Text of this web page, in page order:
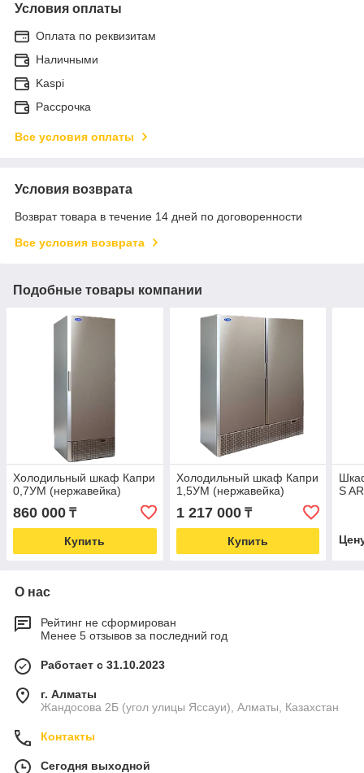
Условия оплаты
Оплата по реквизитам
Наличными
Kaspi
Рассрочка
Все условия оплаты
Условия возврата
Возврат товара в течение 14 дней по договоренности
Все условия возврата
Подобные товары компании
Холодильный шкаф Капри
0,7УМ (нержавейка)
860 000 ₸
Купить
Холодильный шкаф Капри
1,5УМ (нержавейка)
1 217 000₸
Купить
S
О нас
Рейтинг не сформирован
Менее 5 отзывов за последний год
Работает с 31.10.2023
г. Алматы
Жандосова 2Б (угол улицы Яссауи), Алматы, Казахстан
Контакты
Сегодня выходной